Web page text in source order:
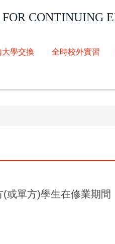
CONTINUING
大學交換 全時校外實習
單方)學生在修業期